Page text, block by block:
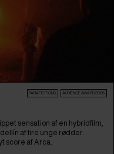
PARAFICTIONS AUDIENCE AWARD 2026
sensation af en hybridfilm,
af fire unge rødder.
score af Arca.